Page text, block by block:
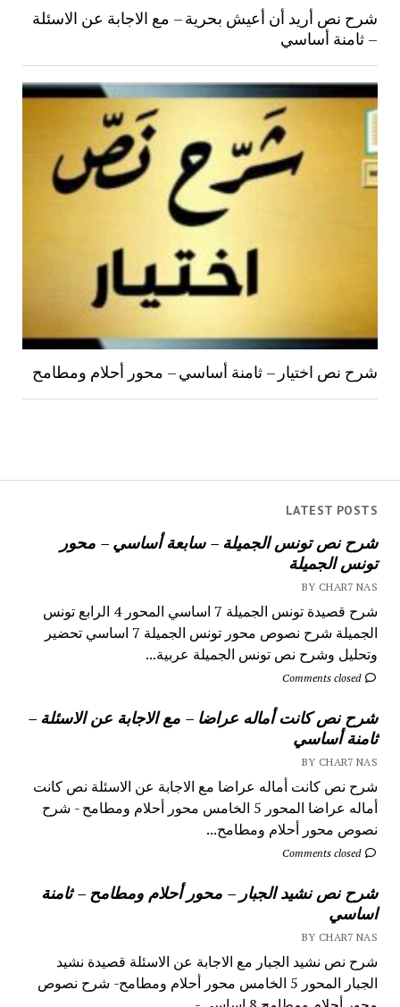
LATEST POSTS
شرح نص تونس الجميلة – سابعة أساسي – محور
تونس الجميلة
BY CHAR7 NAS
شرح قصيدة تونس الجميلة 7 اساسي المحور 4 الرابع تونس
الجميلة شرح نصوص محور تونس الجميلة 7 اساسي تحضير
وتحليل وشرح نص تونس الجميلة عربية...
Comments closed
شرح نص كانت أماله عراضا – مع الاجابة عن الاسئلة –
ثامنة أساسي
BY CHAR7 NAS
شرح نص كانت أماله عراضا مع الاجابة عن الاسئلة نص كانت
أماله عراضا المحور 5 الخامس محور أحلام ومطامح - شرح
نصوص محور أحلام ومطامح...
Comments closed
شرح نص نشيد الجبار – محور أحلام ومطامح – ثامنة
اساسي
BY CHAR7 NAS
شرح نص نشيد الجبار مع الاجابة عن الاسئلة قصيدة نشيد
الجبار المحور 5 الخامس محور أحلام ومطامح- شرح نصوص
شرح نص أريد أن أعيش بحرية – مع الاجابة عن الاسئلة
– ثامنة أساسي
شرح نص اختيار – ثامنة أساسي – محور أحلام ومطامح